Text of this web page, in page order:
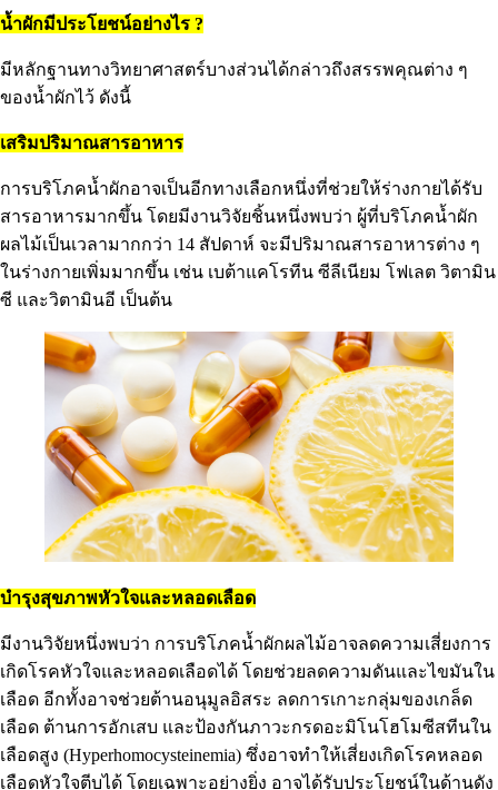
น้ำผักมีประโยชน์อย่างไร ?
มีหลักฐานทางวิทยาศาสตร์บางส่วนได้กล่าวถึงสรรพคุณต่าง ๆ
ของน้ำผักไว้ ดังนี้
เสริมปริมาณสารอาหาร
การบริโภคน้ำผักอาจเป็นอีกทางเลือกหนึ่งที่ช่วยให้ร่างกายได้รับ
สารอาหารมากขึ้น โดยมีงานวิจัยชิ้นหนึ่งพบว่า ผู้ที่บริโภคน้ำผัก
ผลไม้เป็นเวลามากกว่า 14 สัปดาห์ จะมีปริมาณสารอาหารต่าง ๆ
ในร่างกายเพิ่มมากขึ้น เช่น เบต้าแคโรทีน ซีลีเนียม โฟเลต วิตามิน
ซี และวิตามินอี เป็นต้น
บำรุงสุขภาพหัวใจและหลอดเลือด
มีงานวิจัยหนึ่งพบว่า การบริโภคน้ำผักผลไม้อาจลดความเสี่ยงการ
เกิดโรคหัวใจและหลอดเลือดได้ โดยช่วยลดความดันและไขมันใน
เลือด อีกทั้งอาจช่วยต้านอนุมูลอิสระ ลดการเกาะกลุ่มของเกล็ด
เลือด ต้านการอักเสบ และป้องกันภาวะกรดอะมิโนโฮโมซีสทีนใน
เลือดสูง (Hyperhomocysteinemia) ซึ่งอาจทำให้เสี่ยงเกิดโรคหลอด
เลือดหัวใจตีบได้ โดยเฉพาะอย่างยิ่ง อาจได้รับประโยชน์ในด้านดัง